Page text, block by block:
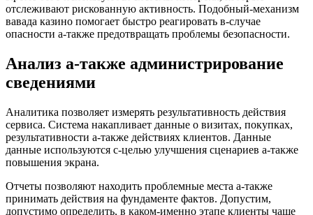
отслеживают рискованную активность. Подобный-механизм
вавада казино помогает быстро реагировать в-случае
опасности а-также предотвращать проблемы безопасности.
Анализ а-также администрирование
сведениями
Аналитика позволяет измерять результативность действия
сервиса. Система накапливает данные о визитах, покупках,
результативности а-также действиях клиентов. Данные
данные используются с-целью улучшения сценариев а-также
повышения экрана.
Отчеты позволяют находить проблемные места а-также
принимать действия на фундаменте фактов. Допустим,
допустимо определить, в каком-именно этапе клиенты чаще